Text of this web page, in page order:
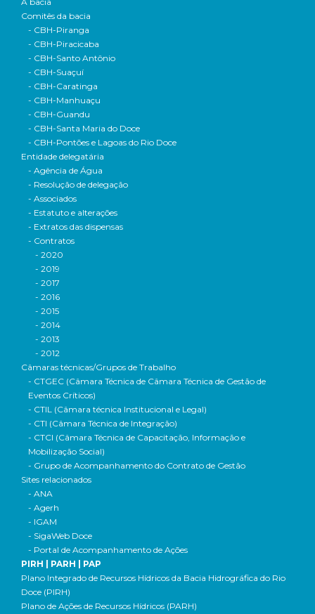
Comitês da bacia
- CBH-Piranga
- CBH-Piracicaba
- CBH-Santo Antônio
- CBH-Suaçuí
- CBH-Caratinga
- CBH-Manhuaçu
- CBH-Guandu
- CBH-Santa Maria do Doce
- CBH-Pontões e Lagoas do Rio Doce
Entidade delegatária
- Agência de Água
- Resolução de delegação
- Associados
- Estatuto e alterações
- Extratos das dispensas
- Contratos
- 2020
- 2019
- 2017
- 2016
- 2015
- 2014
- 2013
- 2012
Câmaras técnicas/Grupos de Trabalho
- CTGEC (Câmara Técnica de Câmara Técnica de Gestão de
Eventos Críticos)
- CTIL (Câmara técnica Institucional e Legal)
- CTI (Câmara Técnica de Integração)
- CTCI (Câmara Técnica de Capacitação, Informação e
Mobilização Social)
- Grupo de Acompanhamento do Contrato de Gestão
Sites relacionados
- ANA
- Agerh
- IGAM
- SigaWeb Doce
- Portal de Acompanhamento de Ações
PIRH | PARH | PAP
Plano Integrado de Recursos Hídricos da Bacia Hidrográfica do Rio
Doce (PIRH)
Plano de Ações de Recursos Hídricos (PARH)